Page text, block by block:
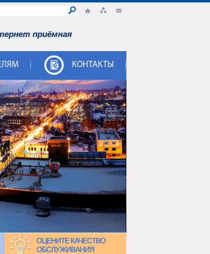
приёмная
КОНТАКТЫ
ОЦЕНИТЕ КАЧЕСТВО
ОБСЛУЖИВАНИЯ